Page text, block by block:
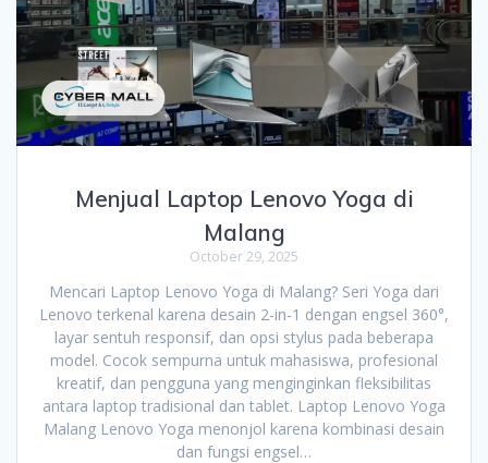
Menjual Laptop Lenovo Yoga di
Malang
October 29, 2025
Mencari Laptop Lenovo Yoga di Malang? Seri Yoga dari
Lenovo terkenal karena desain 2-in-1 dengan engsel 360°,
layar sentuh responsif, dan opsi stylus pada beberapa
model. Cocok sempurna untuk mahasiswa, profesional
kreatif, dan pengguna yang menginginkan fleksibilitas
antara laptop tradisional dan tablet. Laptop Lenovo Yoga
Malang Lenovo Yoga menonjol karena kombinasi desain
dan fungsi engsel…